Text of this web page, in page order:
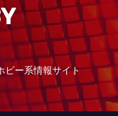
ビー系情報サイト